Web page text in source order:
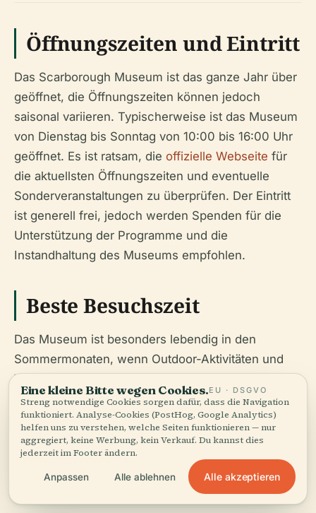
Öffnungszeiten und Eintritt
Das Scarborough Museum ist das ganze Jahr über
geöffnet, die Öffnungszeiten können jedoch
saisonal variieren. Typischerweise ist das Museum
von Dienstag bis Sonntag von 10:00 bis 16:00 Uhr
geöffnet. Es ist ratsam, die offizielle Webseite für
die aktuellsten Öffnungszeiten und eventuelle
Sonderveranstaltungen zu überprüfen. Der Eintritt
ist generell frei, jedoch werden Spenden für die
Unterstützung der Programme und die
Instandhaltung des Museums empfohlen.
Beste Besuchszeit
Das Museum ist besonders lebendig in den
Sommermonaten, wenn Outdoor-Aktivitäten und
Veranstaltungen in vollem Gange sind. Ein Besuch
im Herbst kann jedoch ein malerisches Erlebnis
bieten, mit der sich verändernden Laubfärbung.
Winterbesuche können ebenso charmant sein,
besonders wenn Sie eine ruhigere, besinnlichere
Erfahrung bevorzugen.
Eine kleine Bitte wegen Cookies.EU · DSGVO
Streng notwendige Cookies sorgen dafür, dass die Navigation
funktioniert. Analyse-Cookies (PostHog, Google Analytics)
helfen uns zu verstehen, welche Seiten funktionieren — nur
aggregiert, keine Werbung, kein Verkauf. Du kannst dies
jederzeit im Footer ändern.
Anpassen Alle ablehnen Alle akzeptieren